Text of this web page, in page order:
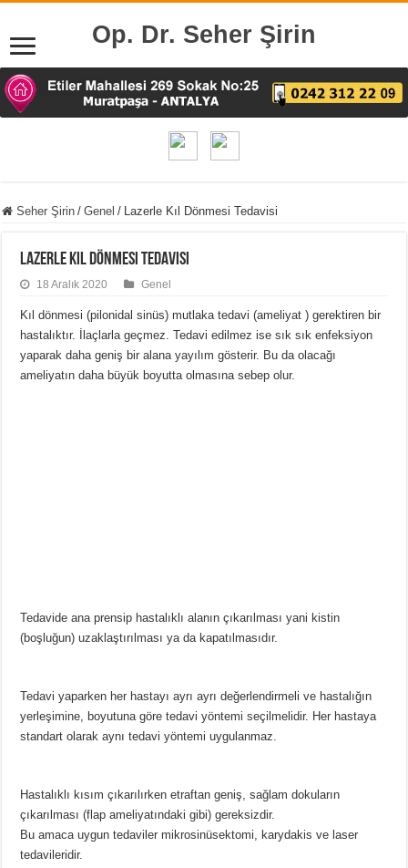
Op. Dr. Seher Şirin
Seher Şirin / Genel / Lazerle Kıl Dönmesi Tedavisi
Lazerle Kıl Dönmesi Tedavisi
18 Aralık 2020 Genel
Kıl dönmesi (pilonidal sinüs) mutlaka tedavi (ameliyat ) gerektiren bir
hastalıktır. İlaçlarla geçmez. Tedavi edilmez ise sık sık enfeksiyon
yaparak daha geniş bir alana yayılım gösterir. Bu da olacağı
ameliyatın daha büyük boyutta olmasına sebep olur.
Tedavide ana prensip hastalıklı alanın çıkarılması yani kistin
(boşluğun) uzaklaştırılması ya da kapatılmasıdır.
Tedavi yaparken her hastayı ayrı ayrı değerlendirmeli ve hastalığın
yerleşimine, boyutuna göre tedavi yöntemi seçilmelidir. Her hastaya
standart olarak aynı tedavi yöntemi uygulanmaz.
Hastalıklı kısım çıkarılırken etraftan geniş, sağlam dokuların
çıkarılması (flap ameliyatındaki gibi) gereksizdir.
Bu amaca uygun tedaviler mikrosinüsektomi, karydakis ve laser
tedavileridir.